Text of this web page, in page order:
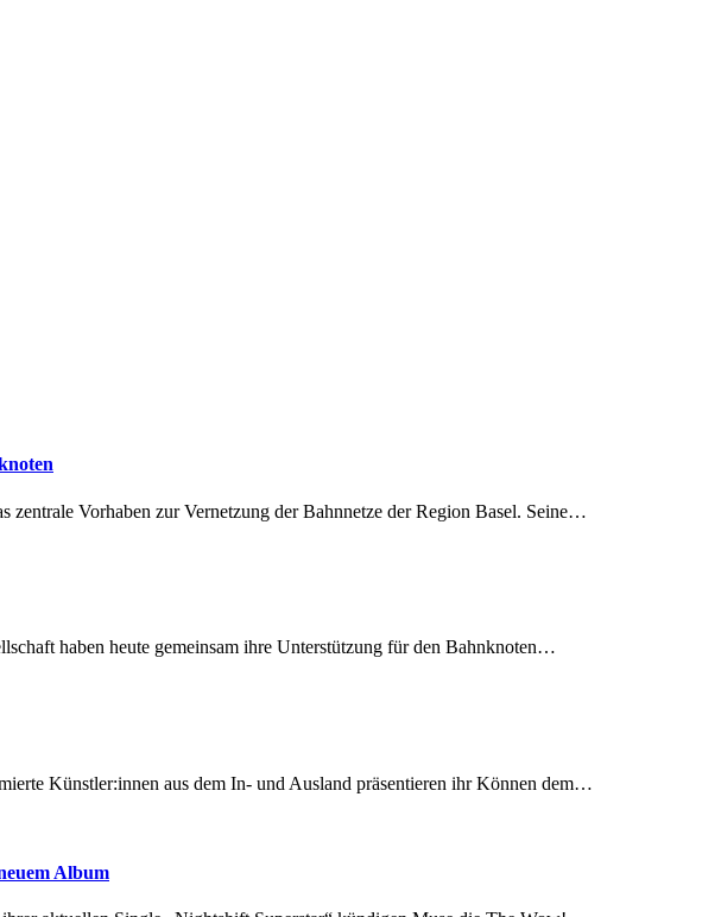
Vorhaben zur Vernetzung der Bahnnetze der Region Basel. Seine…
haben heute gemeinsam ihre Unterstützung für den Bahnknoten…
Künstler:innen aus dem In- und Ausland präsentieren ihr Können dem…
Album